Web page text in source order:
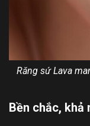
Răng sứ Lava
Bền chắc, khả